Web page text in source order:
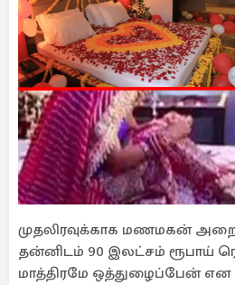
முதலிரவுக்காக மணமகன்
தன்னிடம் 90 இலட்சம் ரூபாய்
மாத்திரமே ஒத்துழைப்பேன்